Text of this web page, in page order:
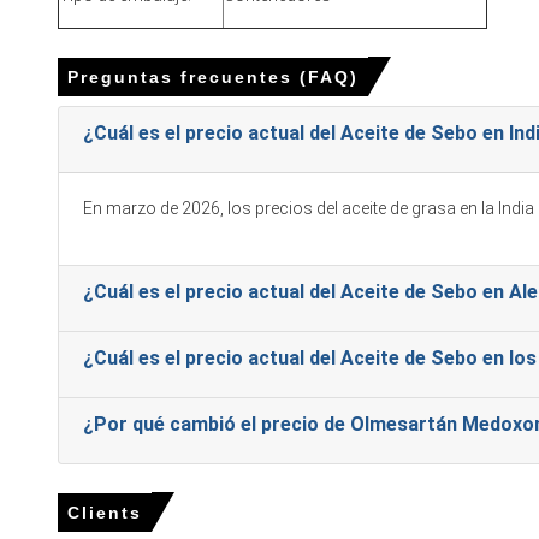
• En Alemania, el Índice de Precio del Aceite de Sebo subió un
• El precio promedio de Aceite de Sebo para el trimestre fue
• El precio al contado del aceite de sebo se ajustó en
El pronóstico de precio del aceite de sebo indica ganancias
La tendencia del costo de producción de aceite de sebo
El pronóstico de demanda de aceite de sebo muestra una
• Los productores mantuvieron ofertas disciplinadas
¿Por qué cambió el precio del Aceite de Sebo en diciembre
• Los volúmenes reducidos de sacrificio de ganado vacuno
Preguntas frecuentes (FAQ)
¿Cuál es el precio actual del Aceite de Sebo en
En marzo de 2026, los precios del aceite de grasa en la
¿Cuál es el precio actual del Aceite de Sebo en
¿Cuál es el precio actual del Aceite de Sebo en
¿Por qué cambió el precio de Olmesartán
Clients